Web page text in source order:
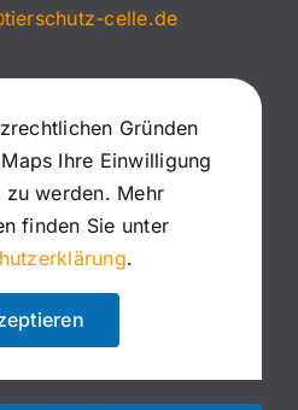
celle.de
Gründen
Ihre Einwilligung
zu werden. Mehr
finden Sie unter
.